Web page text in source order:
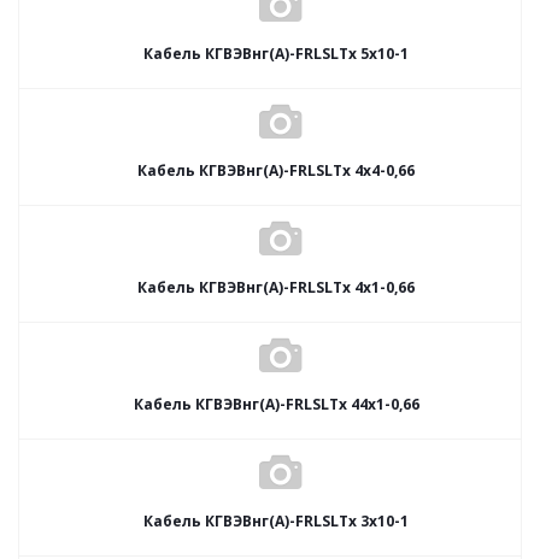
Кабель КГВЭВнг(А)-FRLSLTx 5х10-1
Кабель КГВЭВнг(А)-FRLSLTx 4х4-0,66
Кабель КГВЭВнг(А)-FRLSLTx 4х1-0,66
Кабель КГВЭВнг(А)-FRLSLTx 44х1-0,66
Кабель КГВЭВнг(А)-FRLSLTx 3х10-1